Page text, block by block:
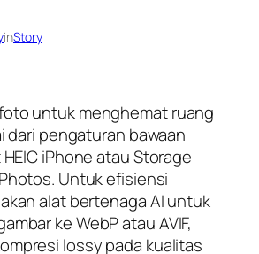
inStory
untuk menghemat ruang
dari pengaturan bawaan
iPhone atau Storage
Untuk efisiensi
alat bertenaga AI untuk
ke WebP atau AVIF,
lossy pada kualitas